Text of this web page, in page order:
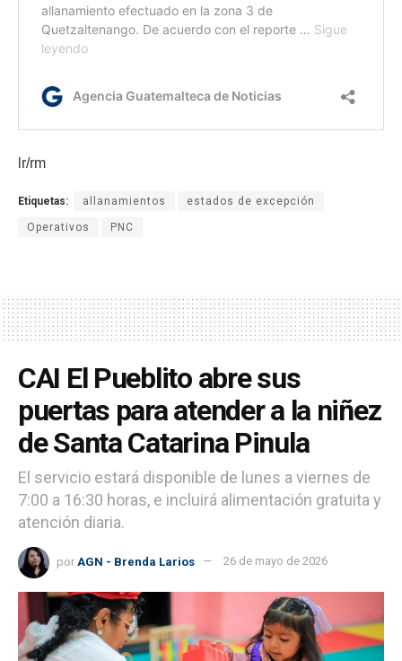
lr/rm
Etiquetas: allanamientos estados de excepción
Operativos PNC
CAI El Pueblito abre sus
puertas para atender a la niñez
de Santa Catarina Pinula
El servicio estará disponible de lunes a viernes de
7:00 a 16:30 horas, e incluirá alimentación gratuita y
atención diaria.
por AGN - Brenda Larios 26 de mayo de 2026